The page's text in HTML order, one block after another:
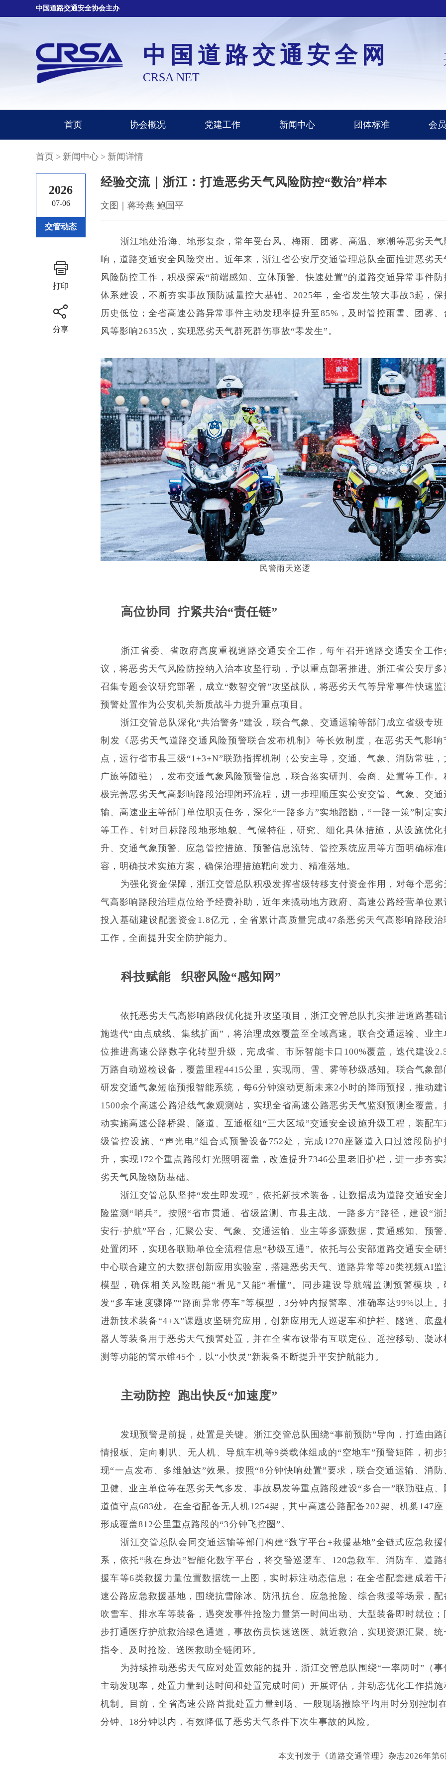
中国道路交通安全协会主办
中国道路交通安全网
CRSA NET
首页 协会概况 党建工作 新闻中心 团体标准 会
首页 > 新闻中心 > 新闻详情
2026
07-06
交管动态
打印
分享
经验交流｜浙江：打造恶劣天气风险防控“数治”样本
文图｜蒋玲燕 鲍国平
浙江地处沿海、地形复杂，常年受台风、梅雨、团雾、高温、寒潮等恶劣天气
响，道路交通安全风险突出。近年来，浙江省公安厅交通管理总队全面推进恶劣天
风险防控工作，积极探索“前端感知、立体预警、快速处置”的道路交通异常事件防
体系建设，不断夯实事故预防减量控大基础。2025年，全省发生较大事故3起，保
历史低位；全省高速公路异常事件主动发现率提升至85%，及时管控雨雪、团雾、
风等影响2635次，实现恶劣天气群死群伤事故“零发生”。
民警雨天巡逻
高位协同 拧紧共治“责任链”
浙江省委、省政府高度重视道路交通安全工作，每年召开道路交通安全工作
议，将恶劣天气风险防控纳入治本攻坚行动，予以重点部署推进。浙江省公安厅多
召集专题会议研究部署，成立“数智交管”攻坚战队，将恶劣天气等异常事件快速监
预警处置作为公安机关新质战斗力提升重点项目。
浙江交管总队深化“共治警务”建设，联合气象、交通运输等部门成立省级专班
制发《恶劣天气道路交通风险预警联合发布机制》等长效制度，在恶劣天气影响
点，运行省市县三级“1+3+N”联勤指挥机制（公安主导，交通、气象、消防常驻，
广旅等随驻），发布交通气象风险预警信息，联合落实研判、会商、处置等工作。
极完善恶劣天气高影响路段治理闭环流程，进一步理顺压实公安交管、气象、交通
输、高速业主等部门单位职责任务，深化“一路多方”实地踏勘，“一路一策”制定实
等工作。针对目标路段地形地貌、气候特征，研究、细化具体措施，从设施优化
升、交通气象预警、应急管控措施、预警信息流转、管控系统应用等方面明确标准
容，明确技术实施方案，确保治理措施靶向发力、精准落地。
为强化资金保障，浙江交管总队积极发挥省级转移支付资金作用，对每个恶劣
气高影响路段治理点位给予经费补助，近年来撬动地方政府、高速公路经营单位累
投入基础建设配套资金1.8亿元，全省累计高质量完成47条恶劣天气高影响路段治
工作，全面提升安全防护能力。
科技赋能 织密风险“感知网”
依托恶劣天气高影响路段优化提升攻坚项目，浙江交管总队扎实推进道路基础
施迭代“由点成线、集线扩面”，将治理成效覆盖至全域高速。联合交通运输、业主
位推进高速公路数字化转型升级，完成省、市际智能卡口100%覆盖，迭代建设
万路自动巡检设备，覆盖里程4415公里，实现雨、雪、雾等秒级感知。联合气象部
研发交通气象短临预报智能系统，每6分钟滚动更新未来2小时的降雨预报，推动建
1500余个高速公路沿线气象观测站，实现全省高速公路恶劣天气监测预测全覆盖。
动实施高速公路桥梁、隧道、互通枢纽“三大区域”交通安全设施升级工程，装配车
级管控设施、“声光电”组合式预警设备752处，完成1270座隧道入口过渡段防护
升，实现172个重点路段灯光照明覆盖，改造提升7346公里老旧护栏，进一步夯实
劣天气风险物防基础。
浙江交管总队坚持“发生即发现”，依托新技术装备，让数据成为道路交通安全
险监测“哨兵”。按照“省市贯通、省级监测、市县主战、一路多方”路径，建设“浙
安行·护航”平台，汇聚公安、气象、交通运输、业主等多源数据，贯通感知、预警
处置闭环，实现各联勤单位全流程信息“秒级互通”。依托与公安部道路交通安全研
中心联合建立的大数据创新应用实验室，搭建恶劣天气、道路异常等20类视频AI监
模型，确保相关风险既能“看见”又能“看懂”。同步建设导航端监测预警模块，
发“多车速度骤降”“路面异常停车”等模型，3分钟内报警率、准确率达99%以上。
进新技术装备“4+X”课题攻坚研究应用，创新应用无人巡逻车和护栏、隧道、底盘
器人等装备用于恶劣天气预警处置，并在全省布设带有互联定位、遥控移动、凝冰
测等功能的警示锥45个，以“小快灵”新装备不断提升平安护航能力。
主动防控 跑出快反“加速度”
发现预警是前提，处置是关键。浙江交管总队围绕“事前预防”导向，打造由路
情报板、定向喇叭、无人机、导航车机等9类载体组成的“空地车”预警矩阵，初步
现“一点发布、多维触达”效果。按照“8分钟快响处置”要求，联合交通运输、消防
卫健、业主单位等在恶劣天气多发、事故易发等重点路段建设“多合一”联勤驻点、
道值守点683处。在全省配备无人机1254架，其中高速公路配备202架、机巢147座
形成覆盖812公里重点路段的“3分钟飞控圈”。
浙江交管总队会同交通运输等部门构建“数字平台+救援基地”全链式应急救援
系，依托“救在身边”智能化数字平台，将交警巡逻车、120急救车、消防车、道路
援车等6类救援力量位置数据统一上图，实时标注动态信息；在全省配套建成若干
速公路应急救援基地，围绕抗雪除冰、防汛抗台、应急抢险、综合救援等场景，配
吹雪车、排水车等装备，遇突发事件抢险力量第一时间出动、大型装备即时就位；
步打通医疗护航救治绿色通道，事故伤员快速送医、就近救治，实现资源汇聚、统
指令、及时抢险、送医救助全链闭环。
为持续推动恶劣天气应对处置效能的提升，浙江交管总队围绕“一率两时”（事
主动发现率，处置力量到达时间和处置完成时间）开展评估，并动态优化工作措施
机制。目前，全省高速公路首批处置力量到场、一般现场撤除平均用时分别控制
分钟、18分钟以内，有效降低了恶劣天气条件下次生事故的风险。
本文刊发于《道路交通管理》杂志2026年第6